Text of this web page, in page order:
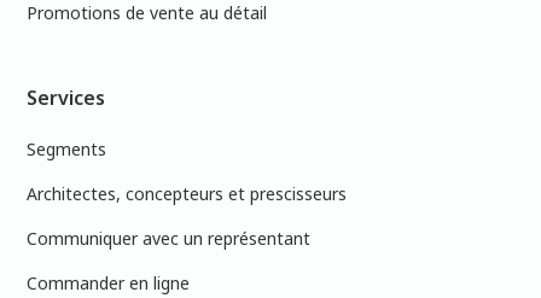
Promotions de vente au détail
Services
Segments
Architectes, concepteurs et prescisseurs
Communiquer avec un représentant
Commander en ligne